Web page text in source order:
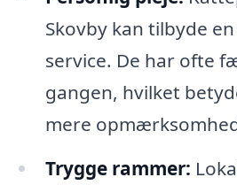
Skovby kan tilbyde
service. De har ofte
gangen, hvilket
mere
Trygge rammer: